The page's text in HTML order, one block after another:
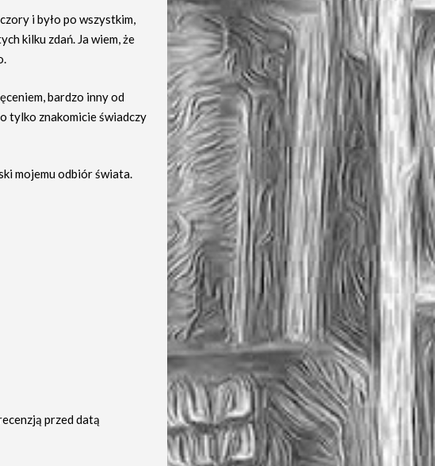
i było po wszystkim,
kilku zdań. Ja wiem, że
bardzo inny od
tylko znakomicie świadczy
mojemu odbiór świata.
przed datą